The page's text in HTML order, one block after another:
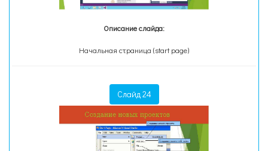
Описание слайда:
Начальная страница (start page)
Слайд 24